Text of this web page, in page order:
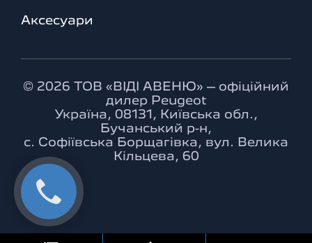
Аксесуари
© 2026 ТОВ «ВІДІ АВЕНЮ» – офіційний
дилер Peugeot
Україна, 08131, Київська обл.,
Бучанський р-н,
с. Софіївська Борщагівка, вул. Велика
Кільцева, 60